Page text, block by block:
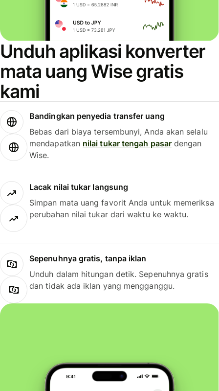
Unduh aplikasi konverter
mata uang Wise gratis
kami
Bandingkan penyedia transfer uang
Bebas dari biaya tersembunyi, Anda akan selalu
mendapatkan nilai tukar tengah pasardengan
Wise.
Lacak nilai tukar langsung
Simpan mata uang favorit Anda untuk memeriksa
perubahan nilai tukar dari waktu ke waktu.
Sepenuhnya gratis, tanpa iklan
Unduh dalam hitungan detik. Sepenuhnya gratis
dan tidak ada iklan yang mengganggu.